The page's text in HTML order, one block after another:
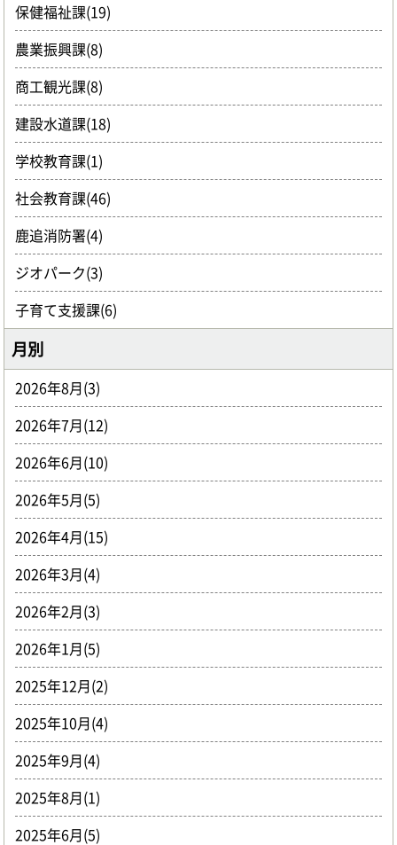
保健福祉課(19)
農業振興課(8)
商工観光課(8)
建設水道課(18)
学校教育課(1)
社会教育課(46)
鹿追消防署(4)
ジオパーク(3)
子育て支援課(6)
月別
2026年8月(3)
2026年7月(12)
2026年6月(10)
2026年5月(5)
2026年4月(15)
2026年3月(4)
2026年2月(3)
2026年1月(5)
2025年12月(2)
2025年10月(4)
2025年9月(4)
2025年8月(1)
2025年6月(5)